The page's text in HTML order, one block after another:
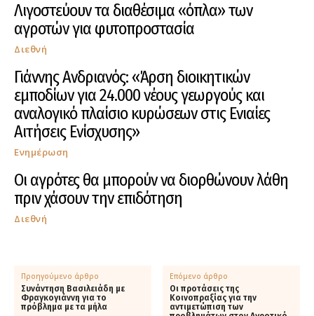
Λιγοστεύουν τα διαθέσιμα «όπλα» των
αγροτών για φυτοπροστασία
Διεθνή
Γιάννης Ανδριανός: «Άρση διοικητικών
εμποδίων για 24.000 νέους γεωργούς και
αναλογικό πλαίσιο κυρώσεων στις Ενιαίες
Αιτήσεις Ενίσχυσης»
Ενημέρωση
Οι αγρότες θα μπορούν να διορθώνουν λάθη
πριν χάσουν την επιδότηση
Διεθνή
Προηγούμενο άρθρο
Συνάντηση Βασιλειάδη με
Φραγκογιάννη για το
πρόβλημα με τα μήλα
Επόμενο άρθρο
Οι προτάσεις της
Κοινοπραξίας για την
αντιμετώπιση των